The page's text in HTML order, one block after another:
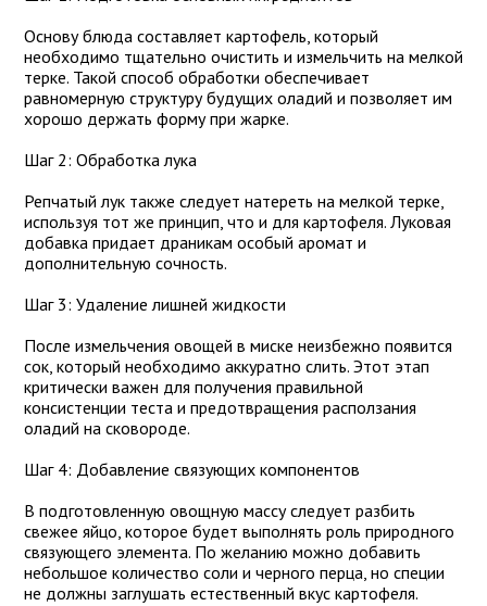
Основу блюда составляет картофель, который
необходимо тщательно очистить и измельчить на мелкой
терке. Такой способ обработки обеспечивает
равномерную структуру будущих оладий и позволяет им
хорошо держать форму при жарке.
Шаг 2: Обработка лука
Репчатый лук также следует натереть на мелкой терке,
используя тот же принцип, что и для картофеля. Луковая
добавка придает драникам особый аромат и
дополнительную сочность.
Шаг 3: Удаление лишней жидкости
После измельчения овощей в миске неизбежно появится
сок, который необходимо аккуратно слить. Этот этап
критически важен для получения правильной
консистенции теста и предотвращения расползания
оладий на сковороде.
Шаг 4: Добавление связующих компонентов
В подготовленную овощную массу следует разбить
свежее яйцо, которое будет выполнять роль природного
связующего элемента. По желанию можно добавить
небольшое количество соли и черного перца, но специи
не должны заглушать естественный вкус картофеля.